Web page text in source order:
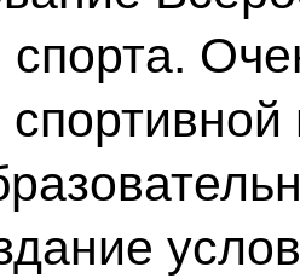
спорта.